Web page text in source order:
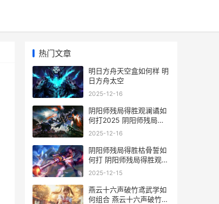
热门文章
明日方舟天空盒如何样 明
日方舟太空
2025-12-16
阴阳师残局得胜观澜谲如
何打2025 阴阳师残局得
胜风裁翼
2025-12-16
阴阳师残局得胜枯骨誓如
何打 阴阳师残局得胜观澜
谲
2025-12-15
燕云十六声破竹鸢武学如
何组合 燕云十六声破竹鸢